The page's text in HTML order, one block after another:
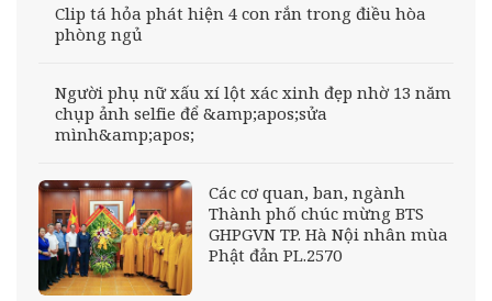
Clip tá hỏa phát hiện 4 con rắn trong điều hòa
phòng ngủ
Người phụ nữ xấu xí lột xác xinh đẹp nhờ 13 năm
chụp ảnh selfie để &amp;apos;sửa
mình&amp;apos;
Các cơ quan, ban, ngành
Thành phố chúc mừng BTS
GHPGVN TP. Hà Nội nhân mùa
Phật đản PL.2570